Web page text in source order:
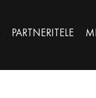
PARTNERITELE